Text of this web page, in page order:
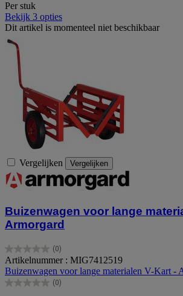
Per stuk
Bekijk 3 opties
Dit artikel is momenteel niet beschikbaar
Vergelijken Vergelijken
Buizenwagen voor lange
Armorgard
(0)
0.0
van
de
5
Artikelnummer : MIG7412519
Buizenwagen voor lange materialen V-Kart -
(0)
0.0